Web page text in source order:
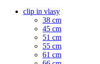
clip in vlasy
38 cm
45 cm
51 cm
55 cm
61 cm